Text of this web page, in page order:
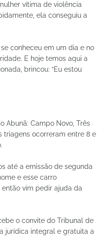
vítima de violência
ela conseguiu a
conheceu em um dia e no
E hoje temos aqui a
brincou: “Eu estou
Abunã: Campo Novo, Três
triagens ocorreram entre 8 e
até a emissão de segunda
e esse carro
vim pedir ajuda da
o convite do Tribunal de
jurídica integral e gratuita a